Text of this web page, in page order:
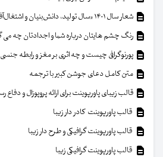
شعار سال ۱۴۰۱ «سال تولید، دانش‌بنیان و اشتغال‌آفرین»
رنگ چشم هایتان درباره شما و اجدادتان چه می
پورنوگرافی چیست و چه اثری بر مغز و رابطه جنسی
متن کامل دعای جوشن کبیر با ترجمه
قالب زیبای پاورپوینت برای ارائه پروپوزال و دفاع
قالب پاورپوینت کادر دار زیبا
قالب پاورپوینت گرافیکی و طرح دار زیبا
قالب پاورپوینت گرافیکی زیبا